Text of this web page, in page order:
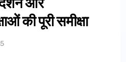
की पूरी समीक्षा